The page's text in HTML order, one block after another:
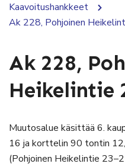
Kaavoitushankkeet
Ak 228, Pohjoinen
Ak 228,
Heikelintie
Muutosalue käsittää 6.
16 ja korttelin 90 tontin
(Pohjoinen Heikelintie